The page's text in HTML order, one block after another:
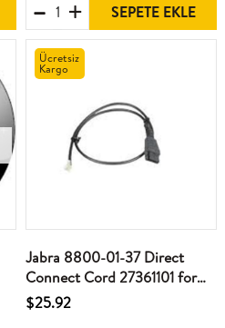
SEPETE EKLE
Jabra 8800-01-37 Direct
Connect Cord 27361101 for
Cisco 6961 7961 7971 8941
8945
$25.92
Ücretsiz
Kargo